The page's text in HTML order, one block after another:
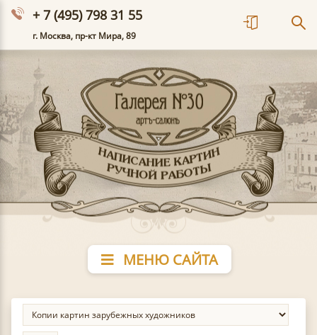
+ 7 (495) 798 31 55
г. Москва, пр-кт Мира, 89
МЕНЮ САЙТА